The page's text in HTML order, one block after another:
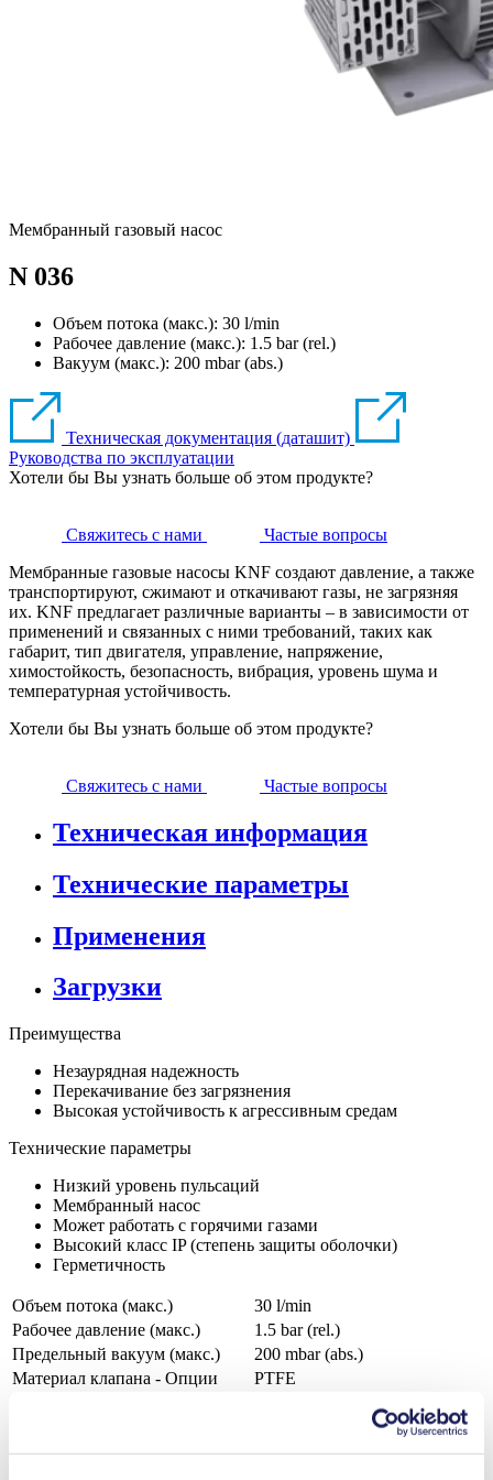
Мембранный газовый насос
N 036
Объем потока (макс.): 30 l/min
Рабочее давление (макс.): 1.5 bar (rel.)
Вакуум (макс.): 200 mbar (abs.)
Техническая документация (даташит)
Руководства по эксплуатации
Хотели бы Вы узнать больше об этом продукте?
Свяжитесь с нами
Частые вопросы
Мембранные газовые насосы KNF создают давление, а также
транспортируют, сжимают и откачивают газы, не загрязняя
их. KNF предлагает различные варианты – в зависимости от
применений и связанных с ними требований, таких как
габарит, тип двигателя, управление, напряжение,
химостойкость, безопасность, вибрация, уровень шума и
температурная устойчивость.
Хотели бы Вы узнать больше об этом продукте?
Свяжитесь с нами Частые вопросы
Техническая информация
Технические параметры
Применения
Загрузки
Преимущества
Незаурядная надежность
Перекачивание без загрязнения
Высокая устойчивость к агрессивным средам
Технические параметры
Низкий уровень пульсаций
Мембранный насос
Может работать с горячими газами
Высокий класс IP (степень защиты оболочки)
Герметичность
Объем потока (макс.)
30 l/min
Рабочее давление (макс.)
1.5 bar (rel.)
Предельный вакуум (макс.)
200 mbar (abs.)
Материал клапана - Опции
PTFE
Алюминий, Нержавеющая